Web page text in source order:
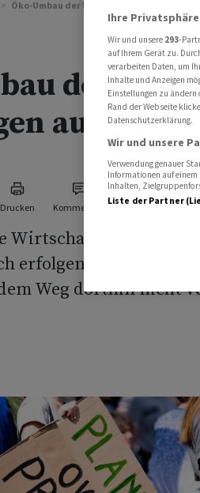
Öko-Umbau der Wirtschaft löst Sorgen aus
der
aus
Drucken Kommentare
Wirtschaftsumbau
erfolgen, wenn man die
Weg dorthin nicht
Ihre
Wir und unsere 293-
auf Ihrem Gerät zu.
verarbeiten Daten, um
Inhalte und Anzeigen
Einstellungen zu
Rand der Webseite
Datenschutzerklärung.
Wir und unsere
Verwendung genauer
Informationen auf einem
Inhalten,
Liste der Partner